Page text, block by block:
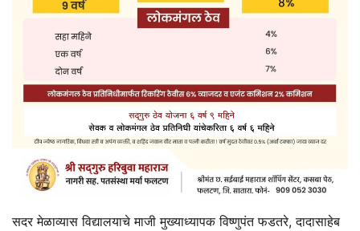
सदर मेळाव्यास विद्यालयाचे माजी मुख्याध्यापक विष्णुपंत फडतरे, दादासाहेब